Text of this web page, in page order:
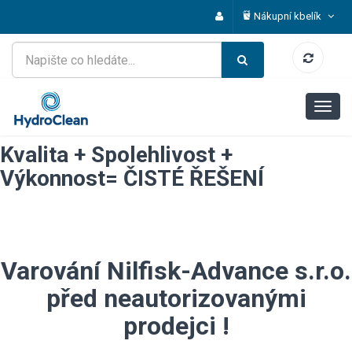
Nákupní kbelík
Kvalita + Spolehlivost +
Výkonnost= ČISTÉ ŘEŠENÍ
Varování Nilfisk-Advance s.r.o.
před neautorizovanými
prodejci !